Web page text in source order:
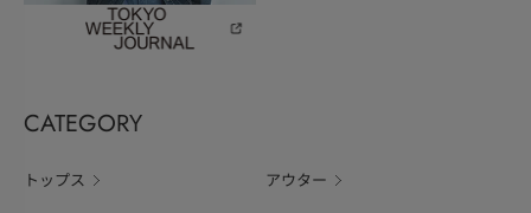
CATEGORY
トップス アウター